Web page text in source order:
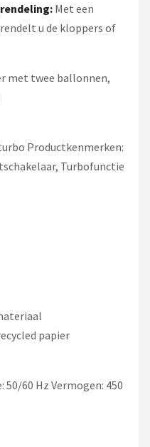
Met een
u de kloppers of
met twee ballonnen,
Productkenmerken:
Turbofunctie
papier
60 Hz Vermogen: 450